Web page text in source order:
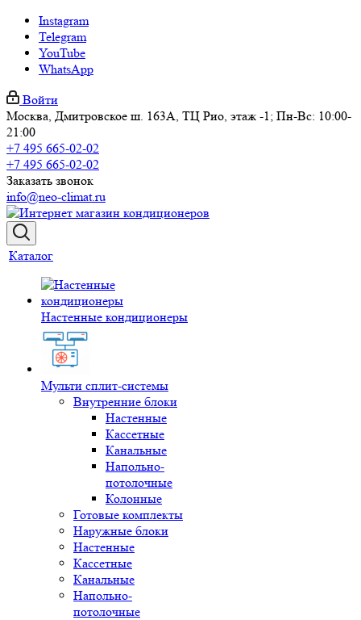
Instagram
Telegram
YouTube
WhatsApp
Войти
Москва, Дмитровское ш. 163А, ТЦ Рио, этаж -1; Пн-Вс: 10:00-
21:00
+7 495 665-02-02
+7 495 665-02-02
Заказать звонок
info@neo-climat.ru
Каталог
Настенные кондиционеры
Мульти сплит-системы
Внутренние блоки
Настенные
Кассетные
Канальные
Напольно-
потолочные
Колонные
Готовые комплекты
Наружные блоки
Настенные
Кассетные
Канальные
Напольно-
потолочные